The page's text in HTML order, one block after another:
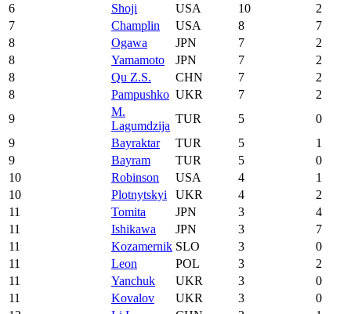
6
Shoji USA 10
2
7
Champlin USA 8
7
8
Ogawa JPN 7
2
8
Yamamoto JPN 7
2
8
Qu Z.S. CHN 7
2
8
Pampushko UKR 7
2
9
M.
Lagumdzija
TUR 5
0
9
Bayraktar TUR 5
1
9
Bayram TUR 5
0
10
Robinson USA 4
1
10
Plotnytskyi UKR 4
2
11
Tomita JPN 3
4
11
Ishikawa JPN 3
7
11
Kozamernik SLO 3
0
11
Leon POL 3
2
11
Yanchuk UKR 3
0
11
Kovalov UKR 3
0